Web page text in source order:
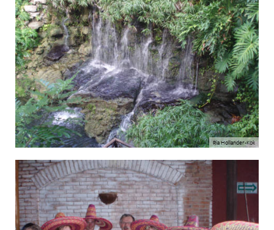
Ria Hollander-Kok